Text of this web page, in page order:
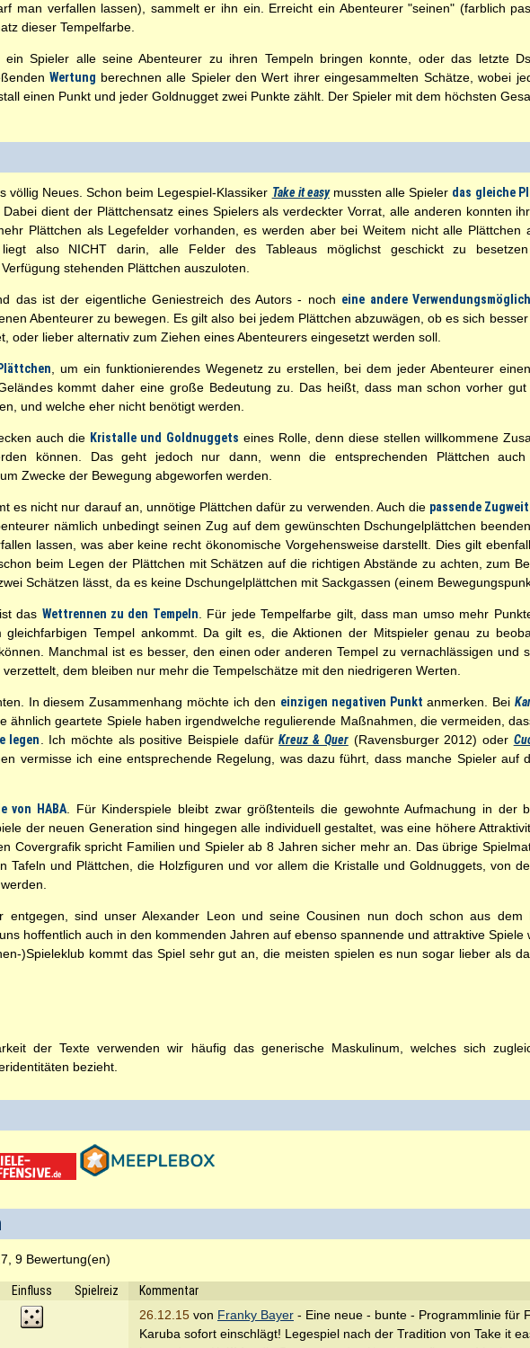
man verfallen lassen), sammelt er ihn ein. Erreicht ein Abenteurer "seinen" (farblich
dieser Tempelfarbe.
Spieler alle seine Abenteurer zu ihren Tempeln bringen konnte, oder das letzte
Wertung berechnen alle Spieler den Wert ihrer eingesammelten Schätze, wobei
einen Punkt und jeder Goldnugget zwei Punkte zählt. Der Spieler mit dem höchsten
völlig Neues. Schon beim Legespiel-Klassiker Take it easymussten alle Spieler das gleiche
dient der Plättchensatz eines Spielers als verdeckter Vorrat, alle anderen konnten
Plättchen als Legefelder vorhanden, es werden aber bei Weitem nicht alle Plättchen
liegt also NICHT darin, alle Felder des Tableaus möglichst geschickt zu
stehenden Plättchen auszuloten.
das ist der eigentliche Geniestreich des Autors - noch eine andere
Abenteurer zu bewegen. Es gilt also bei jedem Plättchen abzuwägen, ob es sich
oder lieber alternativ zum Ziehen eines Abenteurers eingesetzt werden soll.
, um ein funktionierendes Wegenetz zu erstellen, bei dem jeder Abenteurer
kommt daher eine große Bedeutung zu. Das heißt, dass man schon vorher gut
und welche eher nicht benötigt werden.
auch die Kristalle und Goldnuggets eines Rolle, denn diese stellen willkommene
können. Das geht jedoch nur dann, wenn die entsprechenden Plättchen
Zwecke der Bewegung abgeworfen werden.
es nicht nur darauf an, unnötige Plättchen dafür zu verwenden. Auch die passende
nämlich unbedingt seinen Zug auf dem gewünschten Dschungelplättchen
lassen, was aber keine recht ökonomische Vorgehensweise darstellt. Dies gilt
beim Legen der Plättchen mit Schätzen auf die richtigen Abstände zu achten, zum
Schätzen lässt, da es keine Dschungelplättchen mit Sackgassen (einem
das Wettrennen zu den Tempeln . Für jede Tempelfarbe gilt, dass man umso mehr
Tempel ankommt. Da gilt es, die Aktionen der Mitspieler genau zu
Manchmal ist es besser, den einen oder anderen Tempel zu vernachlässigen und
dem bleiben nur mehr die Tempelschätze mit den niedrigeren Werten.
In diesem Zusammenhang möchte ich den einzigen negativen Punkt anmerken. Bei
ähnlich geartete Spiele haben irgendwelche regulierende Maßnahmen, die vermeiden,
legen . Ich möchte als positive Beispiele dafürKreuz & Quer(Ravensburger 2012) oder
vermisse ich eine entsprechende Regelung, was dazu führt, dass manche Spieler auf
von HABA . Für Kinderspiele bleibt zwar größtenteils die gewohnte Aufmachung in der
der neuen Generation sind hingegen alle individuell gestaltet, was eine höhere
Covergrafik spricht Familien und Spieler ab 8 Jahren sicher mehr an. Das übrige
Tafeln und Plättchen, die Holzfiguren und vor allem die Kristalle und Goldnuggets, von
sind unser Alexander Leon und seine Cousinen nun doch schon aus dem
hoffentlich auch in den kommenden Jahren auf ebenso spannende und attraktive Spiele
)Spieleklub kommt das Spiel sehr gut an, die meisten spielen es nun sogar lieber als
der Texte verwenden wir häufig das generische Maskulinum, welches sich
bezieht.
9 Bewertung(en)
Einfluss Spielreiz
Kommentar
26.12.15 von Franky Bayer - Eine neue - bunte - Programmlinie für
Karuba sofort einschlägt! Legespiel nach der Tradition von Take it